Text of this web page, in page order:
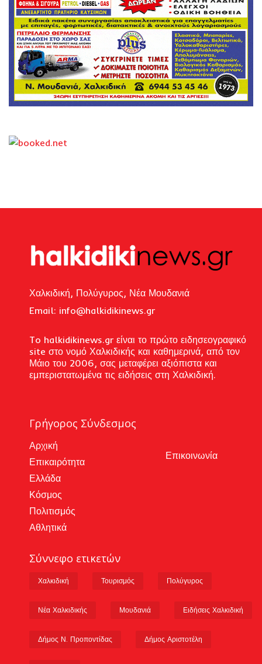
Χαλκιδική, Πολύγυρος, Νέα Μουδανιά
Email: info@halkidikinews.gr
To halkidikinews.gr είναι το πρώτο ειδησεογραφικό
site στο νομό Χαλκιδικής και καθημερινά, από τον
Μάιο του 2006, σας μεταφέρει αξιόπιστα και
εμπεριστατωμένα τις ειδήσεις στη Χαλκιδική.
Γρήγορος Σύνδεσμος
Αρχική
Επικαιρότητα
Ελλάδα
Κόσμος
Πολιτισμός
Αθλητικά
Επικοινωνία
Σύννεφο ετικετών
Χαλκιδική Τουρισμός Πολύγυρος
Νέα Χαλκιδικής Μουδανιά Ειδήσεις Χαλκιδική
Δήμος Ν. Προποντίδας Δήμος Αριστοτέλη